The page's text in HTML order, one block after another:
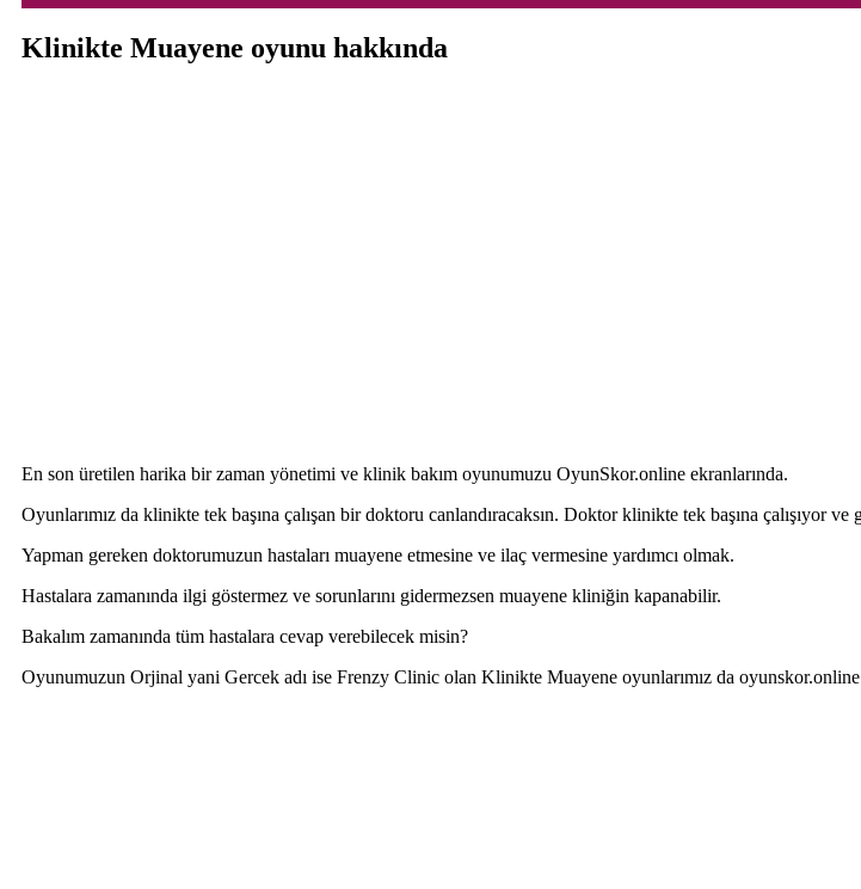
Klinikte Muayene oyunu hakkında
En son üretilen harika bir zaman yönetimi ve klinik bakım oyunumuzu OyunSkor.online ekranlarında.
Oyunlarımız da klinikte tek başına çalışan bir doktoru canlandıracaksın. Doktor klinikte tek başına çalışıyor
Yapman gereken doktorumuzun hastaları muayene etmesine ve ilaç vermesine yardımcı olmak.
Hastalara zamanında ilgi göstermez ve sorunlarını gidermezsen muayene kliniğin kapanabilir.
Bakalım zamanında tüm hastalara cevap verebilecek misin?
Oyunumuzun Orjinal yani Gercek adı ise Frenzy Clinic olan Klinikte Muayene oyunlarımız da